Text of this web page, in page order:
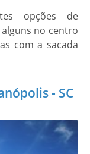
opções de
no centro
com a sacada
- SC